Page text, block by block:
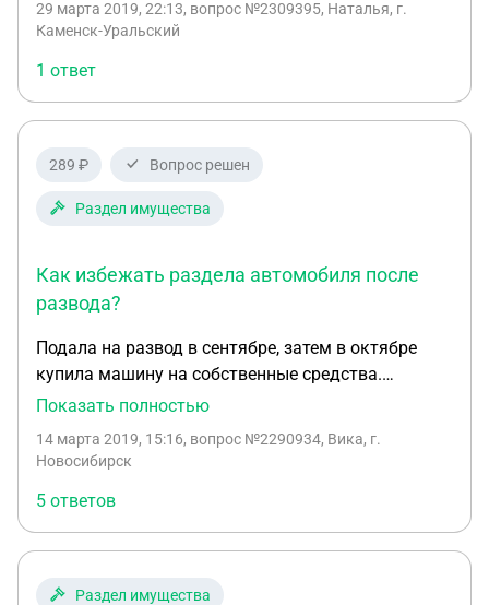
29 марта 2019, 22:13, вопрос №2309395, Наталья, г.
Каменск-Уральский
1 ответ
289 ₽ Вопрос решен
Раздел имущества
Как избежать раздела автомобиля после
развода?
Подала на развод в сентябре, затем в октябре
купила машину на собственные средства.
Развели по суду только в январе. Может ли
не смотря на тот момент, что вместе уже не жили
развода машина билась и была отремонтирована
так же на мои личные средства. На данный
момент прошел год после развода. Как лучше
оставить машину себе?
Показать полностью
14 марта 2019, 15:16, вопрос №2290934, Вика, г.
Новосибирск
5 ответов
Раздел имущества